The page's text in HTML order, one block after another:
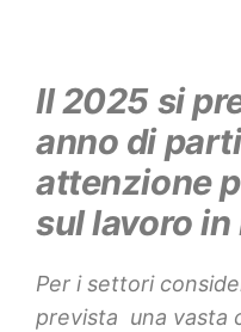
Il 2025 si
anno di
attenzione
sul lavoro in
Per i settori
prevista una vasta